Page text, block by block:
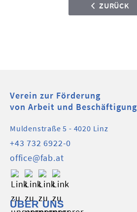
ZURÜCK
Verein zur Förderung
von Arbeit und Beschäftigung
Muldenstraße 5 - 4020 Linz
+43 732 6922-0
office@fab.at
ÜBER UNS